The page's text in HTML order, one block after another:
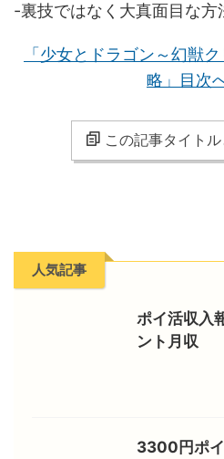
-裏技ではなく大真面目な方
「少女とドラゴン～幻獣
略」目次
この記事タイト
人気記事
ポイ活収入
ント月収
3300円ポ